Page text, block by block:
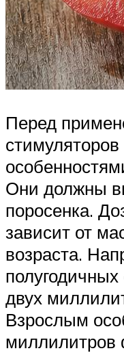
Перед
Они должны
поросенка.
зависит от
возраста.
двух
Взрослым
миллилитров